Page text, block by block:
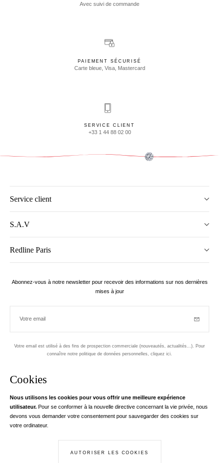
Cookies
Nous utilisons les cookies pour vous offrir une meilleure expérience
utilisateur. Pour se conformer à la nouvelle directive concernant la vie privée, nous
devons vous demander votre consentement pour sauvegarder des cookies sur
votre ordinateur.
AUTORISER LES COOKIES
Avec suivi de commande
PAIEMENT SÉCURISÉ
Carte bleue, Visa, Mastercard
SERVICE CLIENT
+33 1 44 88 02 00
Service client
S.A.V
Redline Paris
Abonnez-vous à notre newsletter pour recevoir des informations sur nos dernières
mises à jour
Votre email
Votre email est utilisé à des fins de prospection commerciale (nouveautés, actualités...). Pour
connaître notre politique de données personnelles, cliquez ici
© Creaddict - Tous droits réservés
Instagram
Votre adresse email
RedLine. Conformément à la loi, vous disposez d'un droit d'accès, de
rectifications et d'opposition à vos données personnelles. Conformément à la